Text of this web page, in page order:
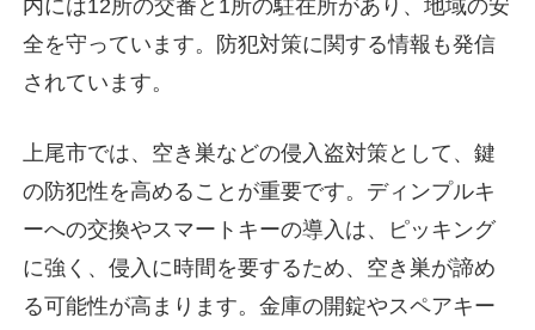
内には12所の交番と1所の駐在所があり、地域の安
全を守っています。防犯対策に関する情報も発信
されています。
上尾市では、空き巣などの侵入盗対策として、鍵
の防犯性を高めることが重要です。ディンプルキ
ーへの交換やスマートキーの導入は、ピッキング
に強く、侵入に時間を要するため、空き巣が諦め
る可能性が高まります。金庫の開錠やスペアキー